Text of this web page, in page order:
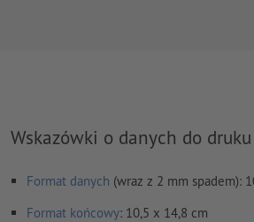
Wskazówki o danych do
Format danych (wraz z 2 mm spadem):
Format końcowy: 10,5 x 14,8 cm